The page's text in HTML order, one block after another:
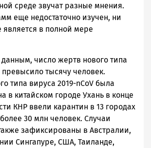
среде звучат разные мнения.
еще недостаточно изучен, ни
является в полной мере
число жертв нового типа
тысячу человек.
типа вируса 2019-nCoV была
в китайском городе Ухань в конце
КНР ввели карантин в 13 городах
30 млн человек. Случаи
зафиксированы в Австралии,
Сингапуре, США, Таиланде,